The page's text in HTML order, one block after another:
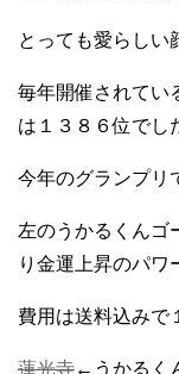
とっても愛らしい
毎年開催されてい
は１３８６位でし
今年のグランプリ
左のうかるくんゴ
り金運上昇のパワ
費用は送料込みで
蓮光寺←うかるく